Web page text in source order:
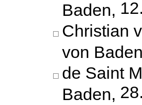
Baden,
Christian
von
de Saint
Baden,